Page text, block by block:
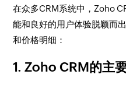
在众多CRM系统中，Zoho
能和良好的用户体验脱颖而
和价格明细：
1. Zoho CRM的主